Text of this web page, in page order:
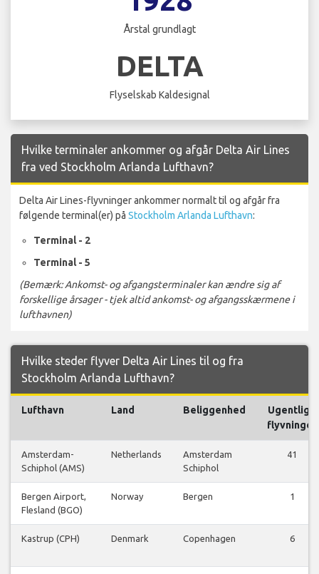
Årstal grundlagt
DELTA
Flyselskab Kaldesignal
Hvilke terminaler ankommer og afgår Delta Air Lines
fra ved Stockholm Arlanda Lufthavn?
Delta Air Lines-flyvninger ankommer normalt til og afgår fra
følgende terminal(er) på Stockholm Arlanda Lufthavn:
Terminal - 2
Terminal - 5
(Bemærk: Ankomst- og afgangsterminaler kan ændre sig af
forskellige årsager - tjek altid ankomst- og afgangsskærmene i
lufthavnen)
Hvilke steder flyver Delta Air Lines til og fra
Stockholm Arlanda Lufthavn?
Lufthavn Land Beliggenhed
Ugentlige
flyvninger
Amsterdam-
Schiphol (AMS)
Netherlands
Amsterdam
Schiphol
41
Bergen Airport,
Flesland (BGO)
Norway Bergen 1
Kastrup (CPH) Denmark Copenhagen 6